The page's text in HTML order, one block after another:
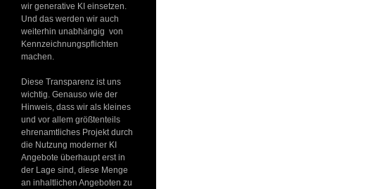
wir generative KI einsetzen.
Und das werden wir auch
weiterhin unabhängig von
Kennzeichnungspflichten
machen.
Diese Transparenz ist uns
wichtig. Genauso wie der
Hinweis, dass wir als kleines
und vor allem größtenteils
ehrenamtliches Projekt durch
die Nutzung moderner KI
Angebote überhaupt erst in
der Lage sind, diese Menge
an inhaltlichen Angeboten zu